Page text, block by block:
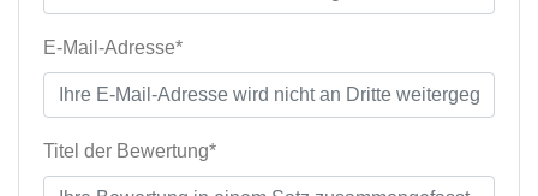
E-Mail-Adresse*
Titel der Bewertung*